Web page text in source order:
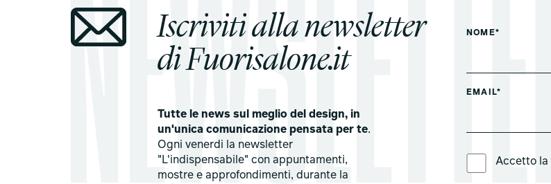
Iscriviti alla newsletter
di Fuorisalone.it
Tutte le news sul meglio del design, in
un'unica comunicazione pensata per te.
Ogni venerdi la newsletter
"L'indispensabile" con appuntamenti,
mostre e approfondimenti, durante la
NOME*
EMAIL*
Accetto la